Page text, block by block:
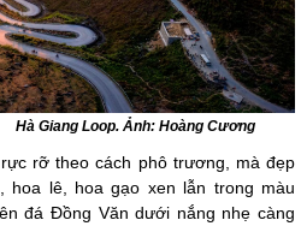
Hà Giang Loop. Ảnh: Hoàng Cương
rỡ theo cách phô trương, mà đẹp
hoa lê, hoa gạo xen lẫn trong màu
đá Đồng Văn dưới nắng nhẹ càng